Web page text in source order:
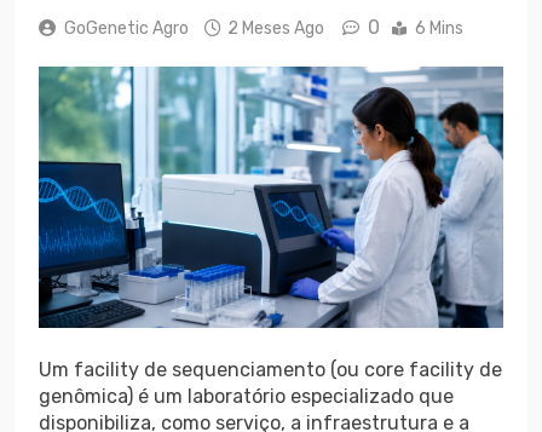
GoGenetic Agro 2 Meses Ago 0 6 Mins
Um facility de sequenciamento (ou core facility de
genômica) é um laboratório especializado que
disponibiliza, como serviço, a infraestrutura e a